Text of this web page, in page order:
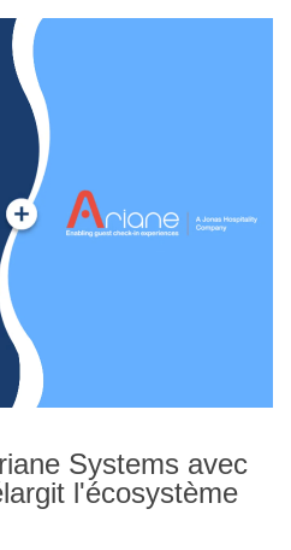
Systems avec
l'écosystème